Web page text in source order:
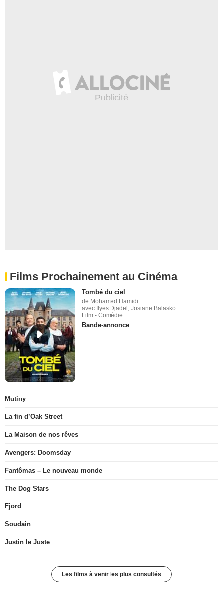
Films Prochainement au Cinéma
Tombé du ciel
de Mohamed Hamidi
avec Ilyes Djadel, Josiane Balasko
Film - Comédie
Bande-annonce
Mutiny
La fin d’Oak Street
La Maison de nos rêves
Avengers: Doomsday
Fantômas – Le nouveau monde
The Dog Stars
Fjord
Soudain
Justin le Juste
Les films à venir les plus consultés